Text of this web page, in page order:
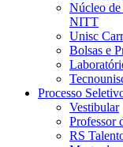
Núcleo de
NITT
Unisc
Bolsas e
Processo
Vestibular
Professor
RS